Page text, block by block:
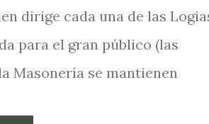
dirige cada una de las
para el gran público (las
Masonería se mantienen